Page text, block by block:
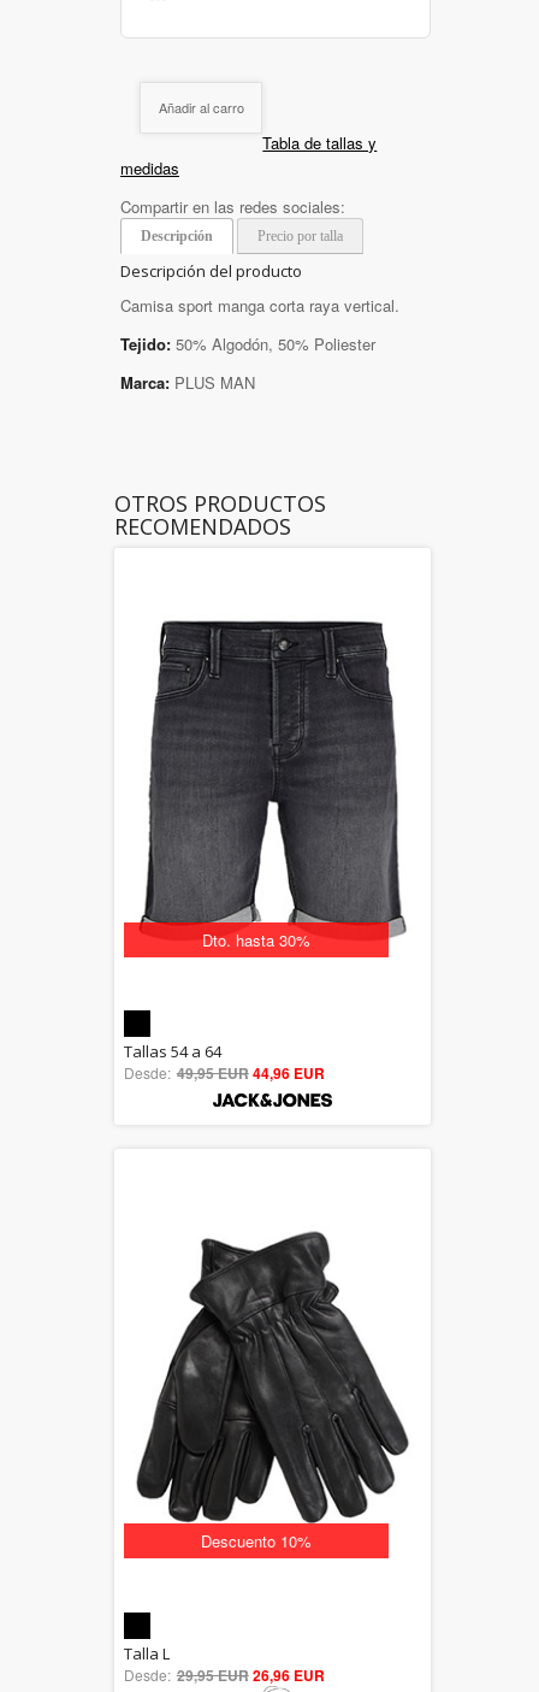
Añadir al carro
Tabla de tallas y
medidas
Compartir en las redes sociales:
Descripción Precio por talla
Descripción del producto
Camisa sport manga corta raya vertical.
Tejido: 50% Algodón, 50% Poliester
Marca: PLUS MAN
OTROS PRODUCTOS
RECOMENDADOS
Dto. hasta 30%
out of 5
Tallas 54 a 64
Desde: 49,95 EUR44,96 EUR
Descuento 10%
out of 5
Talla L
Desde: 29,95 EUR26,96 EUR